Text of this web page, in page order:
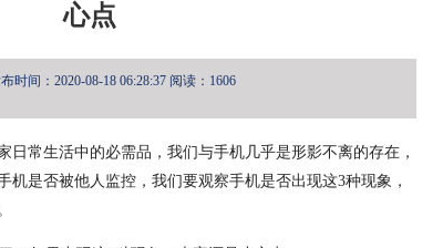
心点
时间：2020-08-18 06:28:37 阅读：1606
日常生活中的必需品，我们与手机几乎是形影不离的存在，
机是否被他人监控，我们要观察手机是否出现这3种现象，